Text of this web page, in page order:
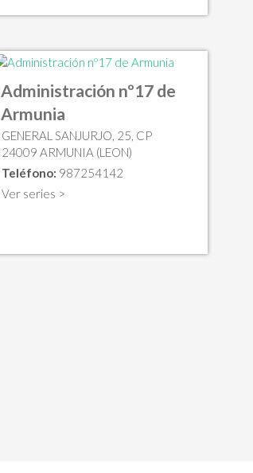
Administración nº17 de
Armunia
GENERAL SANJURJO, 25, CP
24009 ARMUNIA (LEON)
Teléfono: 987254142
Ver series >